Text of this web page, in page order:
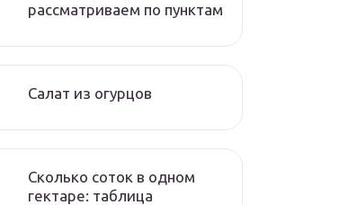
рассматриваем по пунктам
Салат из огурцов
Сколько соток в одном
гектаре: таблица